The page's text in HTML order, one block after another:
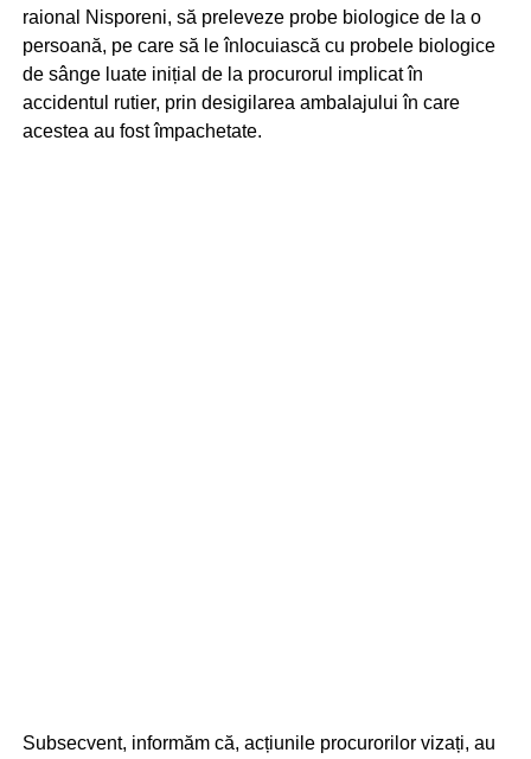
raional Nisporeni, să preleveze probe biologice de la o
persoană, pe care să le înlocuiască cu probele biologice
de sânge luate inițial de la procurorul implicat în
accidentul rutier, prin desigilarea ambalajului în care
acestea au fost împachetate.
Subsecvent, informăm că, acțiunile procurorilor vizați, au